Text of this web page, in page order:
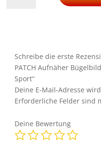
American
Football
Team
Sport
Schreibe die erste
PATCH Aufnäher
Sport“
Deine E-Mail-Adresse
Erforderliche Felder sind
Deine Bewertung